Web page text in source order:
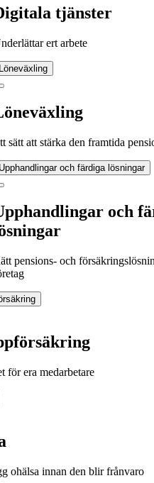
tjänster
ert arbete
Löneväxling
sätt att stärka den framtida
Upphandlingar och färdiga lösningar
och
pensions- och
för era medarbetare
ohälsa innan den blir frånvaro